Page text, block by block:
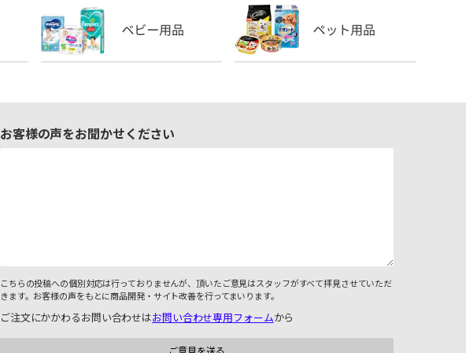
お客様の声をお聞かせください
こちらの投稿への個別対応は行っておりませんが、頂いたご意見はスタッフがすべて拝見させていただ
きます。お客様の声をもとに商品開発・サイト改善を行ってまいります。
ご注文にかかわるお問い合わせはお問い合わせ専用フォームから